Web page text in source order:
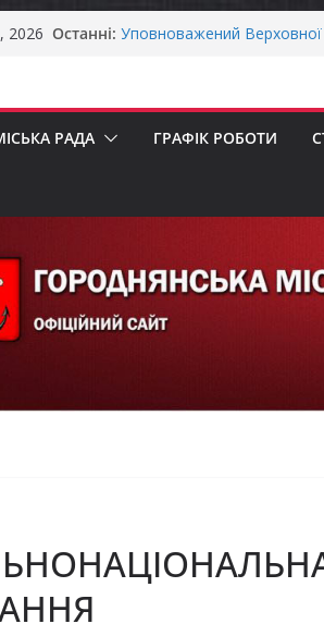
2026 Останні: ветеранського бізнесу
інвалідністю на працю
Захищай небо
Батьки майбутніх
РАДА ГРАФІК РОБОТИ